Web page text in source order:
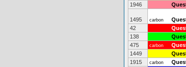
1946
1495 carbon
42
138
475
carbon
1449
1915
carbon